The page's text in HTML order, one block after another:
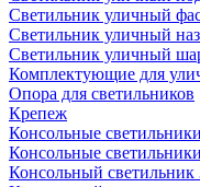
Светильник уличный
Светильник уличный
Cветильник уличный
Комплектующие для
Опора для светильников
Крепеж
Консольные светильники
Консольные
Консольный светильник